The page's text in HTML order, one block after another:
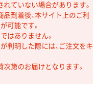
ていない場合があります。
到着後、本サイト上のご利
可能です。
はありません。
判明した際には、ご注文をキ
第のお届けとなります。